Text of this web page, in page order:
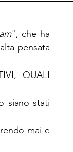
", che ha
pensata
QUALI
siano stati
mai e